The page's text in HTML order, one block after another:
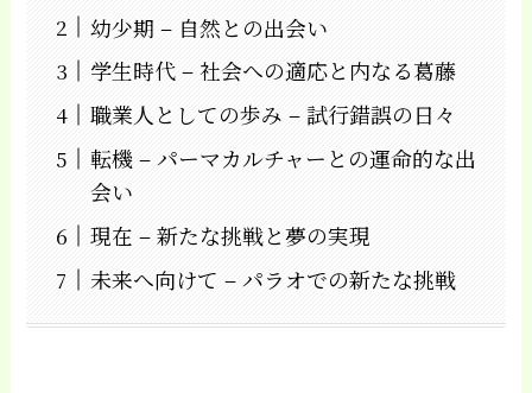
幼少期 – 自然との出会い
学生時代 – 社会への適応と内なる葛藤
職業人としての歩み – 試行錯誤の日々
転機 – パーマカルチャーとの運命的な出
会い
現在 – 新たな挑戦と夢の実現
未来へ向けて – パラオでの新たな挑戦